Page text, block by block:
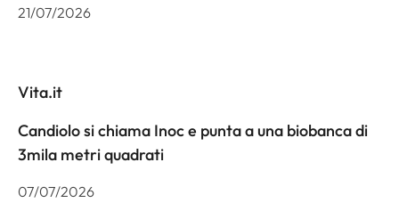
21/07/2026
Vita.it
Candiolo si chiama Inoc e punta a una biobanca di
3mila metri quadrati
07/07/2026